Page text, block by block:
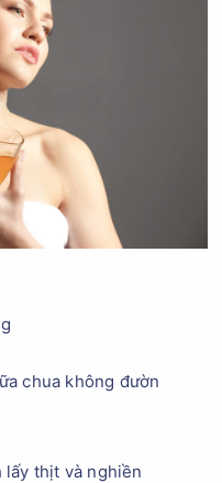
chua không đườn
lấy thịt và nghiền